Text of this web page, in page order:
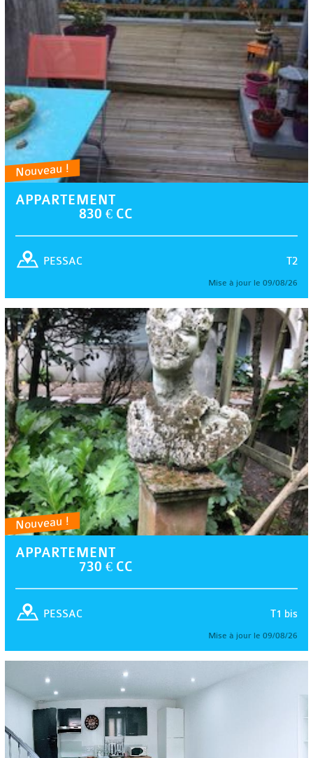
Nouveau !
APPARTEMENT
830 € CC
T2
PESSAC
Mise à jour le 09/08/26
Nouveau !
APPARTEMENT
730 € CC
T1 bis
PESSAC
Mise à jour le 09/08/26